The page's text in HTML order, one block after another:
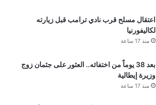
اعتقال مسلح قرب نادي ترامب قبل زيارته
لكاليفورنيا
منذ 17 ساعة
بعد 38 يوماً من اختفائه.. العثور على جثمان زوج
وزيرة إيطالية
منذ 17 ساعة